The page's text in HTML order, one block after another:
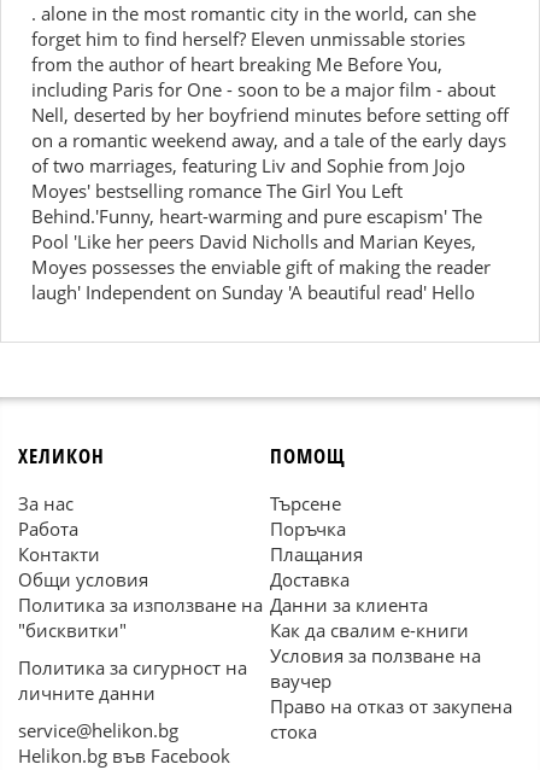
. alone in the most romantic city in the world, can she
forget him to find herself? Eleven unmissable stories
from the author of heart breaking Me Before You,
including Paris for One - soon to be a major film - about
Nell, deserted by her boyfriend minutes before setting off
on a romantic weekend away, and a tale of the early days
of two marriages, featuring Liv and Sophie from Jojo
Moyes' bestselling romance The Girl You Left
Behind.'Funny, heart-warming and pure escapism' The
Pool 'Like her peers David Nicholls and Marian Keyes,
Moyes possesses the enviable gift of making the reader
laugh' Independent on Sunday 'A beautiful read' Hello
ХЕЛИКОН
За нас
Работа
Контакти
Общи условия
Политика за използване на
"бисквитки"
Политика за сигурност на
личните данни
service@helikon.bg
Helikon.bg във Facebook
ПОМОЩ
Търсене
Поръчка
Плащания
Доставка
Данни за клиента
Как да свалим е-книги
Условия за ползване на
ваучер
Право на отказ от закупена
стока